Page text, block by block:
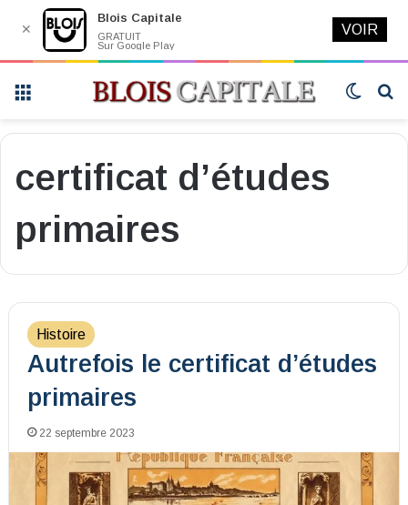
Switch
certificat d’études
primaires
Histoire
Autrefois le certificat d’études
primaires
22 septembre 2023
✕
Blois Capitale
GRATUIT
Sur Google Play
VOIR